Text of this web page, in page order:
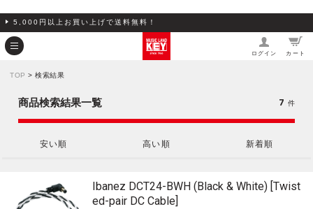
5,000円以上お買い上げで送料無料！
ログイン カート
TOP > 検索結果
安い順 高い順 新着順
商品検索結果一覧 7 件
Ibanez DCT24-BWH (Black & White) [Twist
ed-pair DC Cable]